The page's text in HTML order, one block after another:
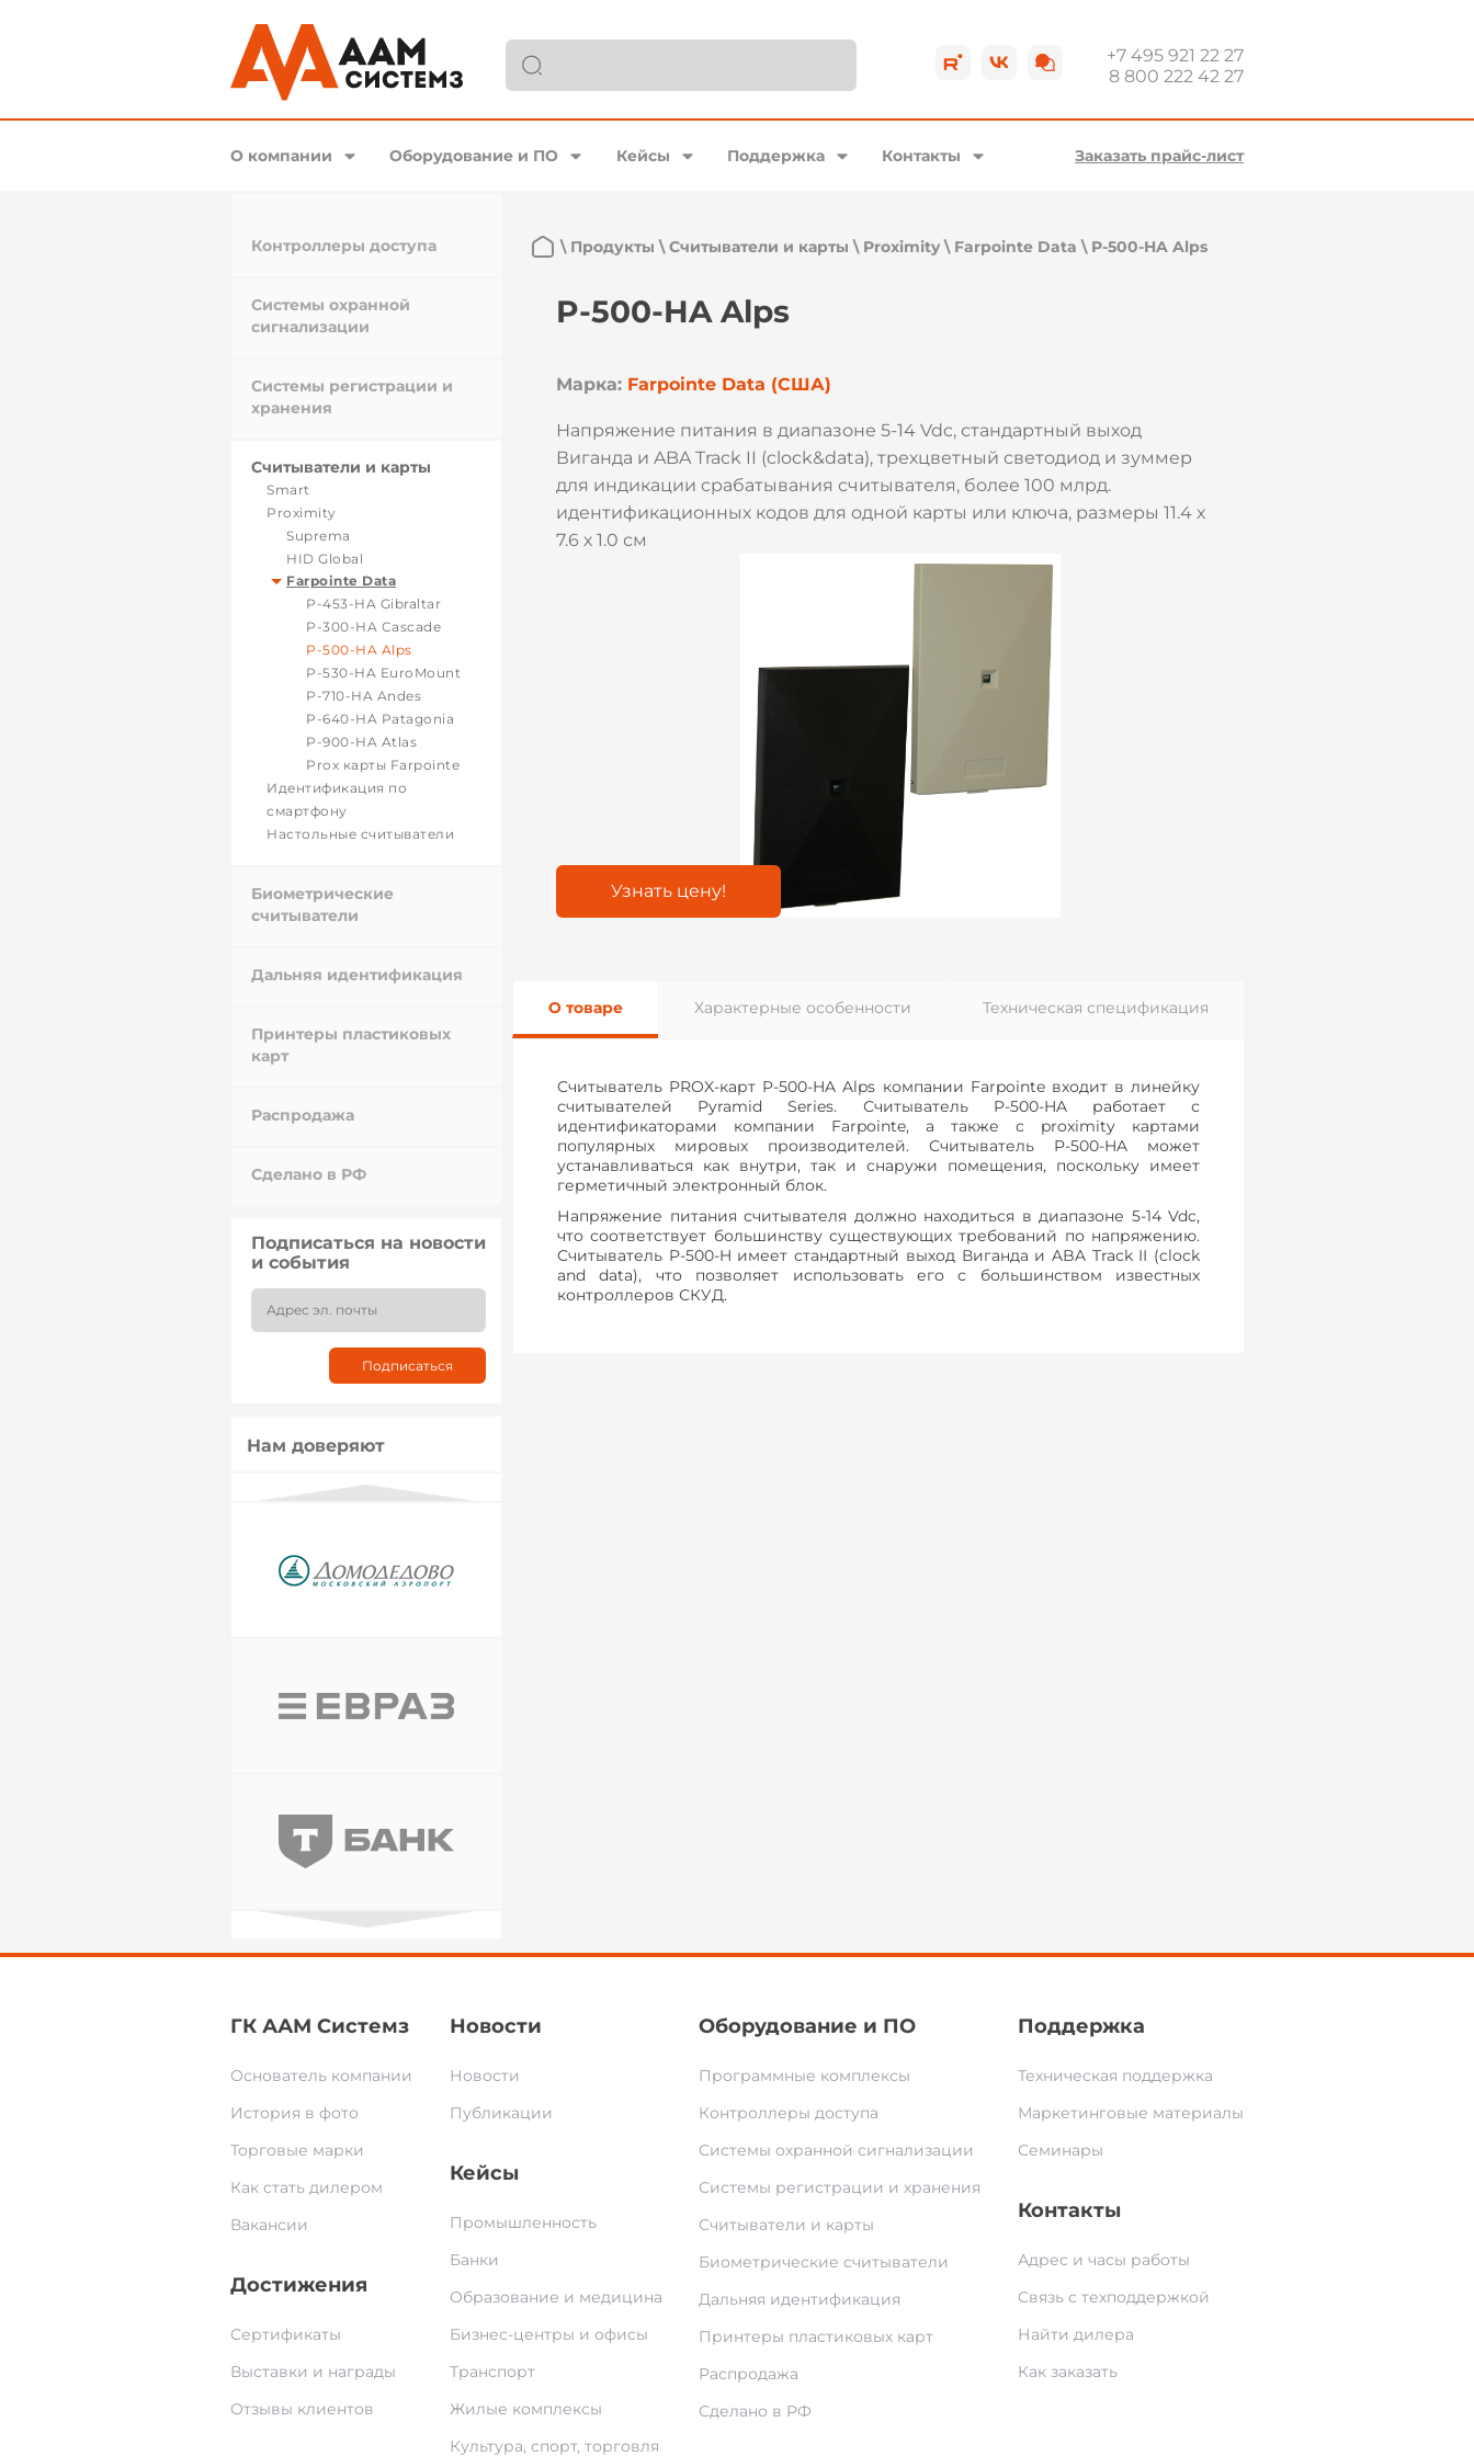
+7 495 921 22 27
8 800 222 42 27
О компании Оборудование и ПО Кейсы Поддержка Контакты Заказать прайс-лист
Контроллеры доступа
Системы охранной
сигнализации
Системы регистрации и
хранения
Считыватели и карты
Smart
Proximity
Suprema
HID Global
Farpointe Data
P-453-HA Gibraltar
P-300-HA Cascade
P-500-HA Alps
P-530-HA EuroMount
P-710-HA Andes
P-640-HA Patagonia
P-900-HA Atlas
Prox карты Farpointe
Идентификация по
смартфону
Настольные считыватели
Биометрические
считыватели
Дальняя идентификация
Принтеры пластиковых
карт
Распродажа
Сделано в РФ
Подписаться на новости
и события
Нам доверяют
\ Продукты \Считыватели и карты \ Proximity\ Farpointe Data \ P-500-HA Alps
P-500-HA Alps
Марка: Farpointe Data (США)
Напряжение питания в диапазоне 5-14 Vdc, стандартный выход
Виганда и ABA Track II (clock&data), трехцветный светодиод и зуммер
для индикации срабатывания считывателя, более 100 млрд.
идентификационных кодов для одной карты или ключа, размеры 11.4 х
7.6 х 1.0 см
Узнать цену!
О товаре Характерные особенности Техническая спецификация
Cчитыватель PROX-карт P-500-HA Alps компании Farpointe входит в линейку
считывателей Pyramid Series. Считыватель P-500-HA работает с
идентификаторами компании Farpointe, а также с proximity картами
популярных мировых производителей. Считыватель P-500-HA может
устанавливаться как внутри, так и снаружи помещения, поскольку имеет
герметичный электронный блок.
Напряжение питания считывателя должно находиться в диапазоне 5-14 Vdc,
что соответствует большинству существующих требований по напряжению.
Считыватель P-500-H имеет стандартный выход Виганда и ABA Track II (clock
and data), что позволяет использовать его с большинством известных
контроллеров СКУД.
ГК ААМ Системз
Основатель компании
История в фото
Торговые марки
Как стать дилером
Вакансии
Достижения
Сертификаты
Выставки и награды
Отзывы клиентов
Новости
Новости
Публикации
Кейсы
Промышленность
Банки
Образование и медицина
Бизнес-центры и офисы
Транспорт
Жилые комплексы
Культура, спорт, торговля
Оборудование и ПО
Программные комплексы
Контроллеры доступа
Системы охранной сигнализации
Системы регистрации и хранения
Считыватели и карты
Биометрические считыватели
Дальняя идентификация
Принтеры пластиковых карт
Распродажа
Сделано в РФ
Поддержка
Техническая поддержка
Маркетинговые материалы
Семинары
Контакты
Адрес и часы работы
Связь с техподдержкой
Найти дилера
Как заказать